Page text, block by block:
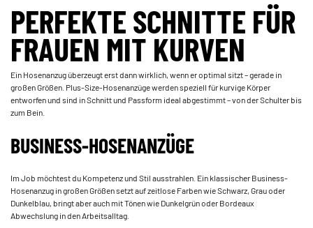
PERFEKTE SCHNITTE FÜR
FRAUEN MIT KURVEN
Ein Hosenanzug überzeugt erst dann wirklich, wenn er optimal sitzt – gerade in
großen Größen. Plus-Size-Hosenanzüge werden speziell für kurvige Körper
entworfen und sind in Schnitt und Passform ideal abgestimmt – von der Schulter bis
zum Bein.
BUSINESS-HOSENANZÜGE
Im Job möchtest du Kompetenz und Stil ausstrahlen. Ein klassischer Business-
Hosenanzug in großen Größen setzt auf zeitlose Farben wie Schwarz, Grau oder
Dunkelblau, bringt aber auch mit Tönen wie Dunkelgrün oder Bordeaux
Abwechslung in den Arbeitsalltag.